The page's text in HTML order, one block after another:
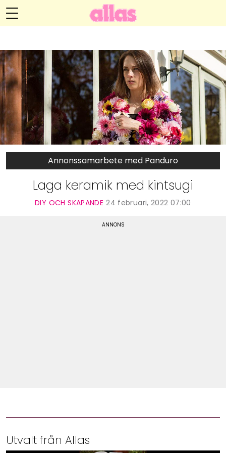
Hälsa
Relationer
Handarbete
Video
Bloggar
Anna María Larssons blogg
Hem
Om Anna María
Kategorier
Arkiv
Kontakt
Annonssamarbete med Panduro
Laga keramik med kintsugi
DIY OCH SKAPANDE 24 februari, 2022 07:00
Utvalt från Allas